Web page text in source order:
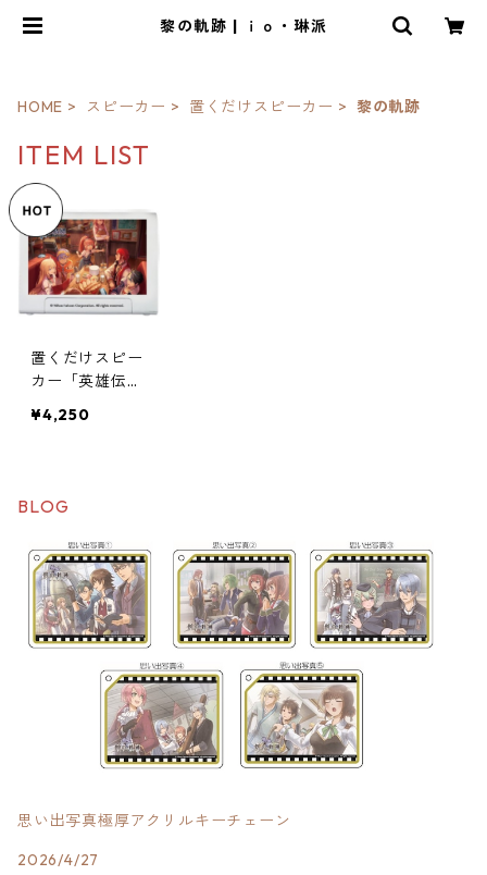
黎の軌跡 | ｉｏ・琳派
HOME スピーカー 置くだけスピーカー 黎の軌跡
ITEM LIST
置くだけスピー
カー「英雄伝説
¥4,250
BLOG
思い出写真極厚アクリルキーチェーン
2026/4/27